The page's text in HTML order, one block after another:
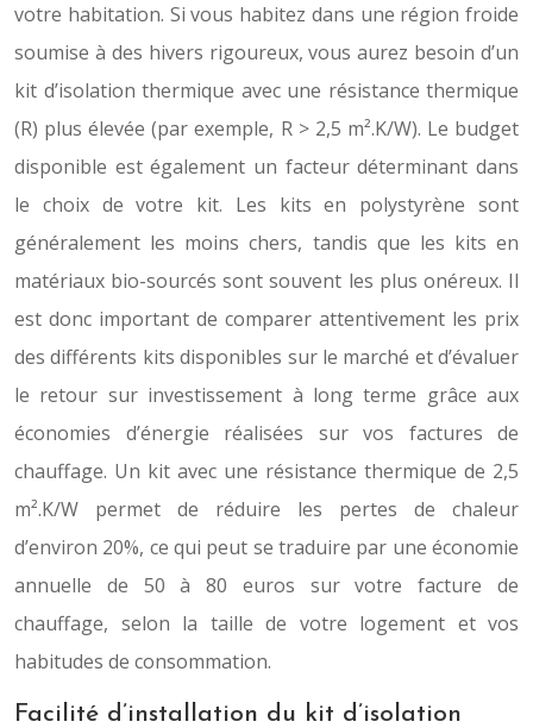
votre habitation. Si vous habitez dans une région froide
soumise à des hivers rigoureux, vous aurez besoin d’un
kit d’isolation thermique avec une résistance thermique
(R) plus élevée (par exemple, R > 2,5 m².K/W). Le budget
disponible est également un facteur déterminant dans
le choix de votre kit. Les kits en polystyrène sont
généralement les moins chers, tandis que les kits en
matériaux bio-sourcés sont souvent les plus onéreux. Il
est donc important de comparer attentivement les prix
des différents kits disponibles sur le marché et d’évaluer
le retour sur investissement à long terme grâce aux
économies d’énergie réalisées sur vos factures de
chauffage. Un kit avec une résistance thermique de 2,5
m².K/W permet de réduire les pertes de chaleur
d’environ 20%, ce qui peut se traduire par une économie
annuelle de 50 à 80 euros sur votre facture de
chauffage, selon la taille de votre logement et vos
habitudes de consommation.
Facilité d’installation du kit d’isolation